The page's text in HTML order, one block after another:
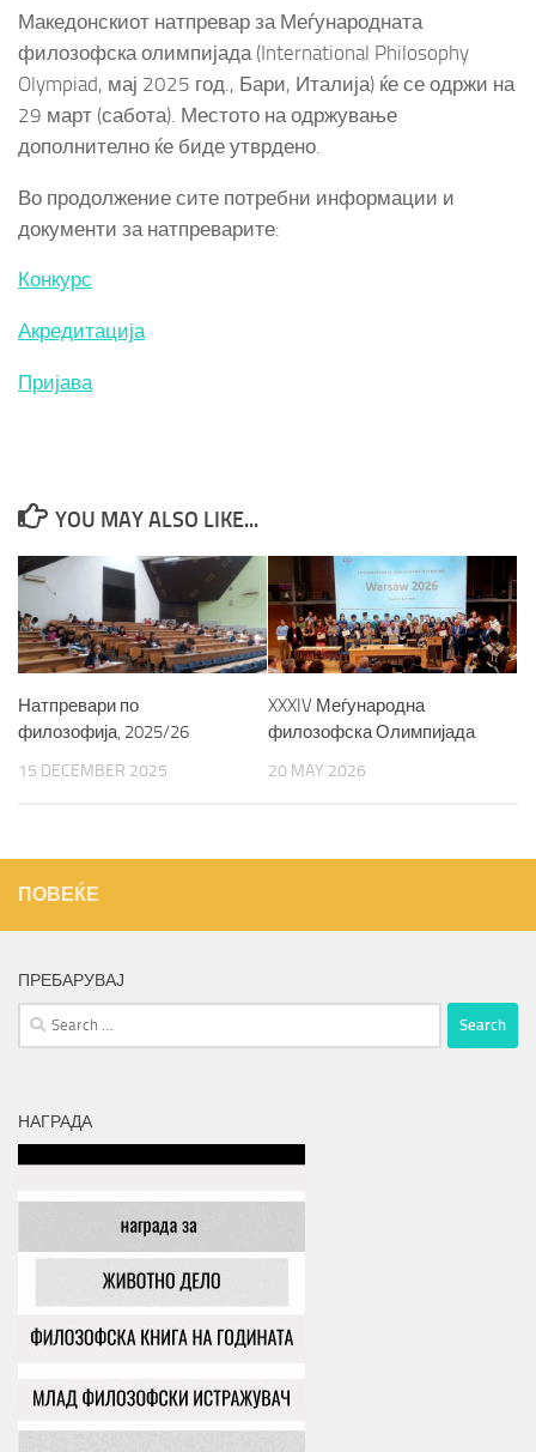
Македонскиот натпревар за Меѓународната
филозофска олимпијада (International Philosophy
Olympiad, мај 2025 год., Бари, Италија) ќе се одржи на
29 март (сабота). Местото на одржување
дополнително ќе биде утврдено.
Во продолжение сите потребни информации и
документи за натпреварите:
Конкурс
Акредитација
Пријава
YOU MAY ALSO LIKE...
Натпревари по
филозофија, 2025/26
15 DECEMBER 2025
XXXIV Меѓународна
филозофска Олимпијада
20 MAY 2026
ПОВЕЌЕ
ПРЕБАРУВАЈ
Search
for:
НАГРАДА